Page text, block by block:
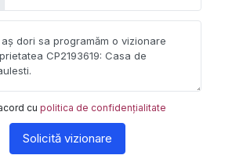
cu politica de confidențialitate
Solicită vizionare